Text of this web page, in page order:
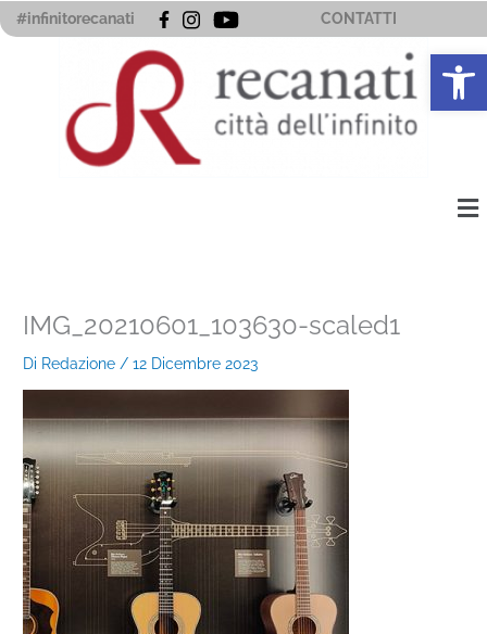
Vai
al
#infinitorecanati CONTATTI
IMG_20210601_103630-scaled1
Di Redazione /12 Dicembre 2023
Apri la